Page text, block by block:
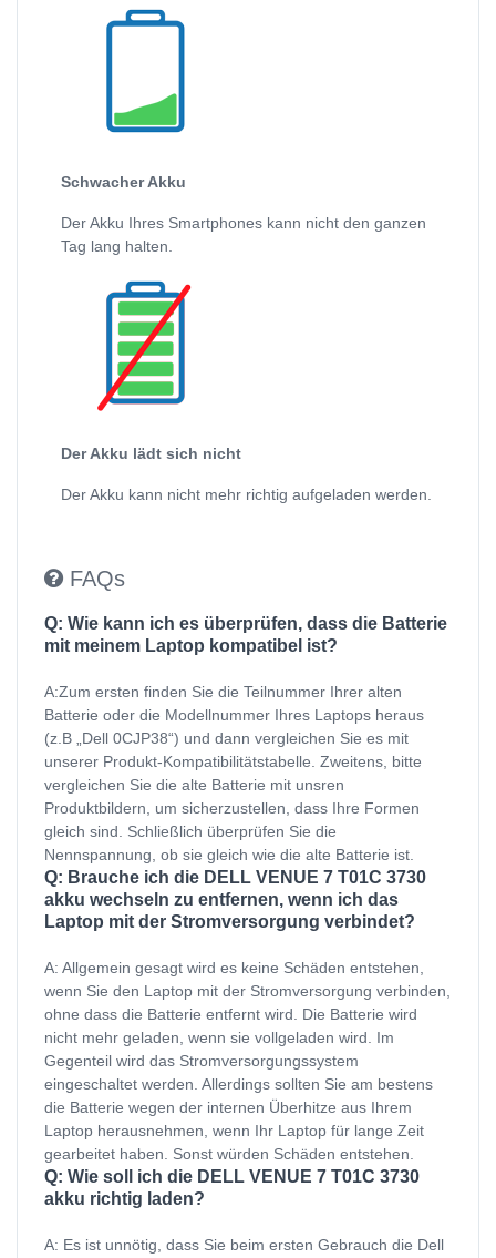
Schwacher Akku
Der Akku Ihres Smartphones kann nicht den ganzen
Tag lang halten.
Der Akku lädt sich nicht
Der Akku kann nicht mehr richtig aufgeladen werden.
FAQs
Q: Wie kann ich es überprüfen, dass die Batterie
mit meinem Laptop kompatibel ist?
A:Zum ersten finden Sie die Teilnummer Ihrer alten
Batterie oder die Modellnummer Ihres Laptops heraus
(z.B „Dell 0CJP38“) und dann vergleichen Sie es mit
unserer Produkt-Kompatibilitätstabelle. Zweitens, bitte
vergleichen Sie die alte Batterie mit unsren
Produktbildern, um sicherzustellen, dass Ihre Formen
gleich sind. Schließlich überprüfen Sie die
Nennspannung, ob sie gleich wie die alte Batterie ist.
Q: Brauche ich die DELL VENUE 7 T01C 3730
akku wechseln zu entfernen, wenn ich das
Laptop mit der Stromversorgung verbindet?
A: Allgemein gesagt wird es keine Schäden entstehen,
wenn Sie den Laptop mit der Stromversorgung verbinden,
ohne dass die Batterie entfernt wird. Die Batterie wird
nicht mehr geladen, wenn sie vollgeladen wird. Im
Gegenteil wird das Stromversorgungssystem
eingeschaltet werden. Allerdings sollten Sie am bestens
die Batterie wegen der internen Überhitze aus Ihrem
Laptop herausnehmen, wenn Ihr Laptop für lange Zeit
gearbeitet haben. Sonst würden Schäden entstehen.
Q: Wie soll ich die DELL VENUE 7 T01C 3730
akku richtig laden?
A: Es ist unnötig, dass Sie beim ersten Gebrauch die Dell